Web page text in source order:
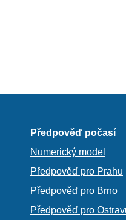
Předpověď počasí
Numerický model
Předpověď pro Prahu
Předpověď pro Brno
Předpověď pro